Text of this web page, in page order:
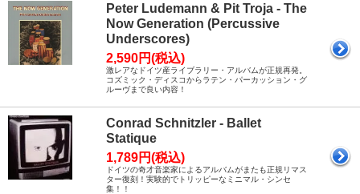
Peter Ludemann & Pit Troja - The
Now Generation (Percussive
Underscores)
2,590円(税込)
激レアなドイツ産ライブラリー・アルバムが正規再発。
コズミック・ディスコからラテン・パーカッション・グ
ルーヴまで良い内容！
Conrad Schnitzler - Ballet
Statique
1,789円(税込)
ドイツの奇才音楽家によるアルバムがまたも正規リマス
ター復刻！実験的でトリッピーなミニマル・シンセ
集！！